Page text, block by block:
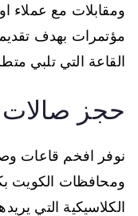
ومقابلات مع عملاء
مؤتمرات بهدف
القاعة التي تلبي
حجز صالات
نوفر افخم قاعات
ومحافظات الكويت
الكلاسيكية التي